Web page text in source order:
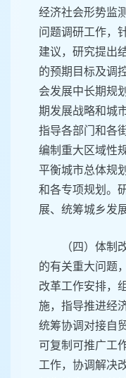
经济社会形势监
问题调研工作，
建议，研究提出
的预期目标及调
会发展中长期规
期发展战略和城
指导各部门和各
编制重大区域性
平衡城市总体规
和各专项规划。
展、统筹城乡发
（四）体制
的有关重大问题
改革工作安排，
施，指导推进经
统筹协调对接自
可复制可推广工
工作，协调解决